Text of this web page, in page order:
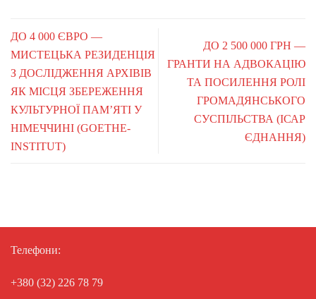
ДО 4 000 ЄВРО —
МИСТЕЦЬКА РЕЗИДЕНЦІЯ
З ДОСЛІДЖЕННЯ АРХІВІВ
ЯК МІСЦЯ ЗБЕРЕЖЕННЯ
КУЛЬТУРНОЇ ПАМ’ЯТІ У
НІМЕЧЧИНІ (GOETHE-
INSTITUT)
ДО 2 500 000 ГРН —
ГРАНТИ НА АДВОКАЦІЮ
ТА ПОСИЛЕННЯ РОЛІ
ГРОМАДЯНСЬКОГО
СУСПІЛЬСТВА (ІСАР
ЄДНАННЯ)
Телефони:
+380 (32) 226 78 79